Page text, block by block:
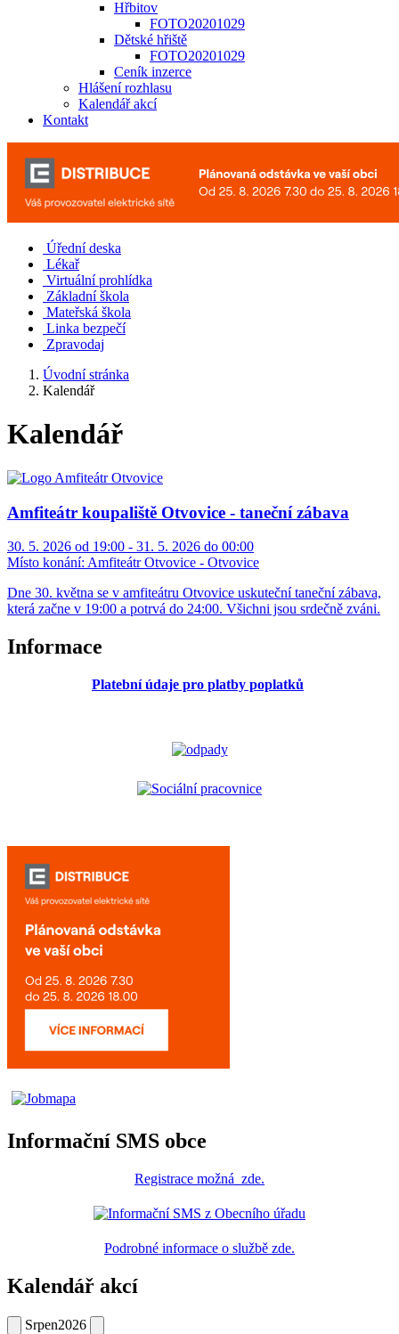
Hřbitov
FOTO20201029
Dětské hřiště
FOTO20201029
Ceník inzerce
Hlášení rozhlasu
Kalendář akcí
Kontakt
Úřední deska
Lékař
Virtuální prohlídka
Základní škola
Mateřská škola
Linka bezpečí
Zpravodaj
Úvodní stránka
Kalendář
Kalendář
Amfiteátr koupaliště Otvovice - taneční zábava
30. 5. 2026 od 19:00 - 31. 5. 2026 do 00:00
Místo konání: Amfiteátr Otvovice - Otvovice
Dne 30. května se v amfiteátru Otvovice uskuteční taneční zábava,
která začne v 19:00 a potrvá do 24:00. Všichni jsou srdečně zváni.
Informace
Platební údaje pro platby poplatků
Informační SMS obce
Registrace možná zde.
Podrobné informace o službě zde.
Kalendář akcí
Srpen2026